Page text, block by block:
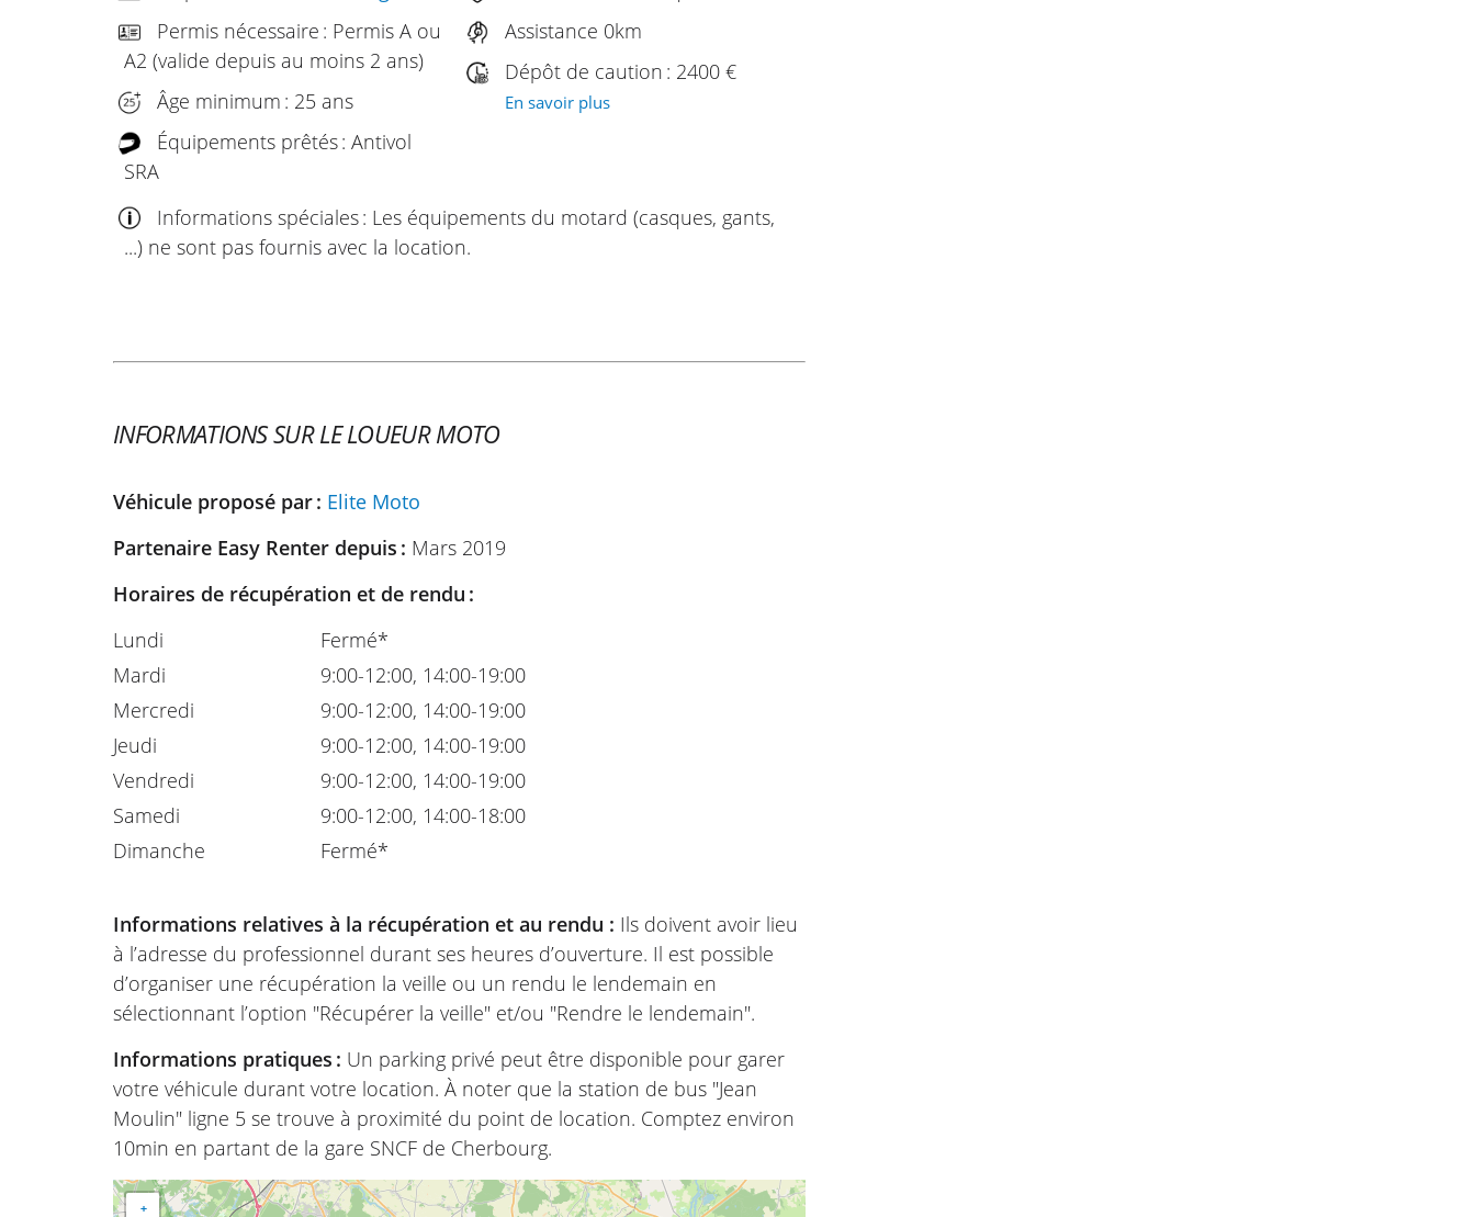
Permis nécessaire : Permis A ou
A2 (valide depuis au moins 2 ans)
Âge minimum : 25 ans
Équipements prêtés : Antivol
SRA
Assistance 0km
Dépôt de caution : 2400 €
En savoir plus
Informations spéciales : Les équipements du motard (casques, gants,
...) ne sont pas fournis avec la location.
INFORMATIONS SUR LE LOUEUR MOTO
Véhicule proposé par : Elite Moto
Partenaire Easy Renter depuis : Mars 2019
Horaires de récupération et de rendu :
Lundi
Mardi
Mercredi
Jeudi
Vendredi
Samedi
Dimanche
Fermé*
9:00-12:00, 14:00-19:00
9:00-12:00, 14:00-19:00
9:00-12:00, 14:00-19:00
9:00-12:00, 14:00-19:00
9:00-12:00, 14:00-18:00
Fermé*
Informations relatives à la récupération et au rendu : Ils doivent avoir lieu
à l’adresse du professionnel durant ses heures d’ouverture. Il est possible
d’organiser une récupération la veille ou un rendu le lendemain en
sélectionnant l’option "Récupérer la veille" et/ou "Rendre le lendemain".
Informations pratiques : Un parking privé peut être disponible pour garer
votre véhicule durant votre location. À noter que la station de bus "Jean
Moulin" ligne 5 se trouve à proximité du point de location. Comptez environ
10min en partant de la gare SNCF de Cherbourg.
+